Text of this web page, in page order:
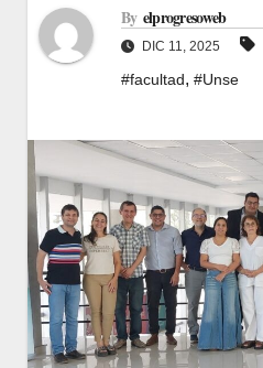
By elprogresoweb
DIC 11, 2025
#facultad, #Unse